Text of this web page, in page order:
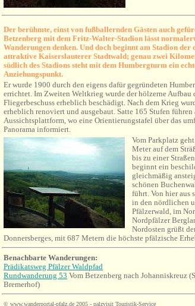
Der berühmte, einst von fußballernden Gästen auch
Betzenberg mit dem Fritz-Walter-Stadion lässt
Wanderungen denken. Und doch beginnt am Stadion der
attraktive Kaiserslauterer Stadtwald; genau zwei
südlich des Stadions steht mit dem Humbergturm ein
Anziehungspunkt.
Er wurde 1900 durch den eigens dafür gegründeten
errichtet. Im Zweiten Weltkrieg wurde der hölzerne Aufbau
Fliegerbeschuss erheblich beschädigt. Nach dem Krieg
erheblich renoviert und ausgebaut. Satte 165 Stufen führen
Aussichtsplattform, wo eine Orientierungstafel über das
Panorama informiert.
Vom Parkplatz
Meter auf dem
bis zu einer
beginnt ein
gleichmäßig
schönen
führt. Von hier aus
in den nördlichen
Pfälzerwald, im
Nordpfälzer
Nordosten grüßt
Donnersberges, mit 687 Metern die höchste pfälzische
Benachbarte Wanderungen:
Prädikatsweg Pfälzer Waldpfad
Rundwanderung 53 Vom Betzenberg nach Johanniskreuz
Bremerhof)
© www.wanderportal-pfalz.de 2005 - palzvisit Touristik-Service